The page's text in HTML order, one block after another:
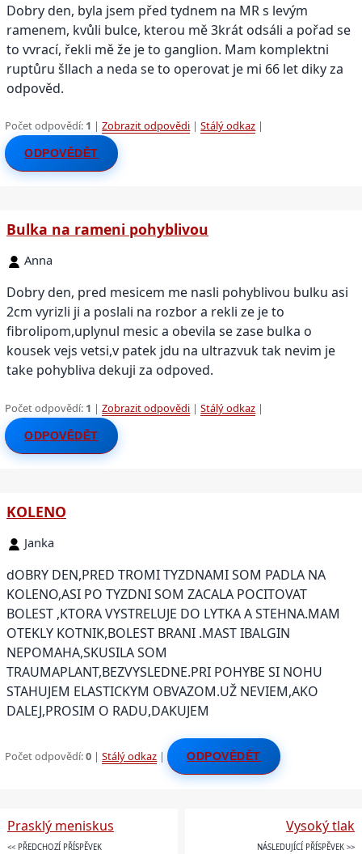
Dobry den, byla jsem před tydnem na MR s levým
ramenem, kvůli bulce, kterou mě 3krát odsáli a pořad se
to vvrací, řekli mě že je to ganglion. Mam komplektni
ruptůru šllach a neda se to operovat je mi 66 let diky za
odpověd.
Počet odpovědí: 1 |Zobrazit odpovědi |Stálý odkaz |
ODPOVĚDĚT
Bulka na rameni pohyblivou
Anna
Dobry den, pred mesicem me nasli pohyblivou bulku asi
2cm vyrizli ji a poslali na rozbor a rekli ze je to
fibrolipom,uplynul mesic a obevila se zase bulka o
kousek vejs vetsi,v patek jdu na ultrazvuk tak nevim je
take pohybliva dekuji za odpoved.
Počet odpovědí: 1 |Zobrazit odpovědi |Stálý odkaz |
ODPOVĚDĚT
KOLENO
Janka
dOBRY DEN,PRED TROMI TYZDNAMI SOM PADLA NA
KOLENO,ASI PO TYZDNI SOM ZACALA POCITOVAT
BOLEST ,KTORA VYSTRELUJE DO LYTKA A STEHNA.MAM
OTEKLY KOTNIK,BOLEST BRANI .MAST IBALGIN
NEPOMAHA,SKUSILA SOM
TRAUMAPLANT,BEZVYSLEDNE.PRI POHYBE SI NOHU
STAHUJEM ELASTICKYM OBVAZOM.UŽ NEVIEM,AKO
DALEJ,PROSIM O RADU,DAKUJEM
Počet odpovědí:0 |Stálý odkaz | ODPOVĚDĚT
Prasklý meniskus
<< PŘEDCHOZÍ PŘÍSPĚVEK
Vysoký tlak
NÁSLEDUJÍCÍ PŘÍSPĚVEK >>